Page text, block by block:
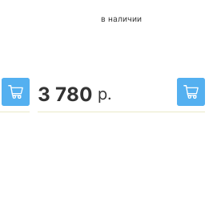
в наличии
3 780 р.